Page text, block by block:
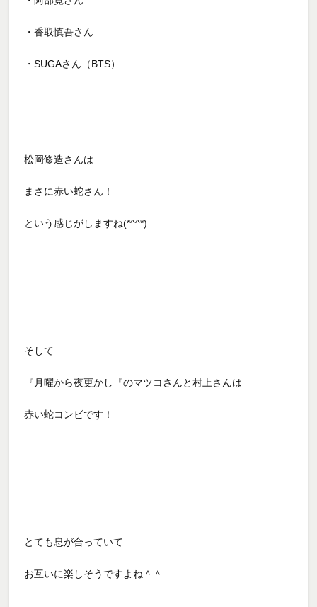
・香取慎吾さん
・SUGAさん（BTS）
松岡修造さんは
まさに赤い蛇さん！
という感じがしますね(*^^*)
そして
『月曜から夜更かし『のマツコさんと村上さんは
赤い蛇コンビです！
とても息が合っていて
お互いに楽しそうですよね＾＾